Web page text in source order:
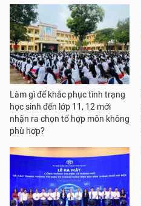
Làm gì để khắc phục tình trạng
học sinh đến lớp 11, 12 mới
nhận ra chọn tổ hợp môn không
phù hợp?